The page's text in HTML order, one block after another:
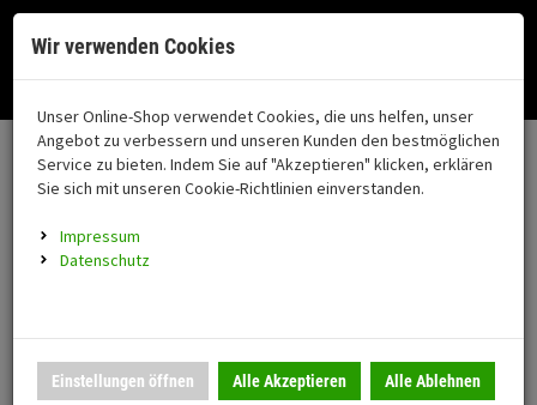
Fahrzeugteile
Alle Kategorien
FAHRZEUGTEILE
Montageständer
Beleuchtung
Neuheiten
coming soon
Anmelden | Registrieren Merkzettel
Ihr Warenkorb ist momentan leer.
Ergebnisse () Fertig
Nutzung unserer Dienste erklären Sie sich damit einverstanden!
Okay Datenschutz
Menü
Motorrad auswählen
Versand & Lieferung
Bitte wählen Sie Ihr Lieferland.
DHL National
Wir verwenden Cookies
Unser Online-Shop verwendet Cookies, die uns helfen, unser
Angebot zu verbessern und unseren Kunden den bestmöglichen
Service zu bieten. Indem Sie auf "Akzeptieren" klicken, erklären
Sie sich mit unseren Cookie-Richtlinien einverstanden.
Impressum
Datenschutz
Einstellungen öffnen Alle Akzeptieren Alle Ablehnen